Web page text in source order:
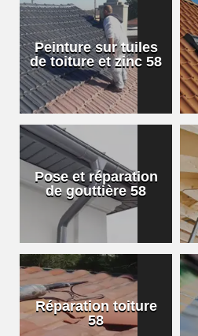
Peinture sur tuiles
de toiture et zinc 58
Pose et réparation
de gouttière 58
Réparation toiture
58